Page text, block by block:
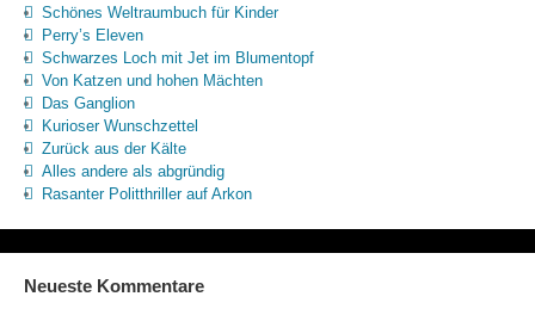
Schönes Weltraumbuch für Kinder
Perry’s Eleven
Schwarzes Loch mit Jet im Blumentopf
Von Katzen und hohen Mächten
Das Ganglion
Kurioser Wunschzettel
Zurück aus der Kälte
Alles andere als abgründig
Rasanter Politthriller auf Arkon
Neueste Kommentare